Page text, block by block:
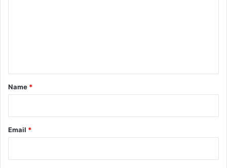
*
Name *
Email *